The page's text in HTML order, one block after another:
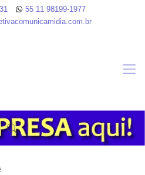
55 11 98199-1977